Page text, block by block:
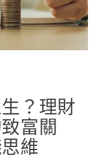
？理財
富關
維